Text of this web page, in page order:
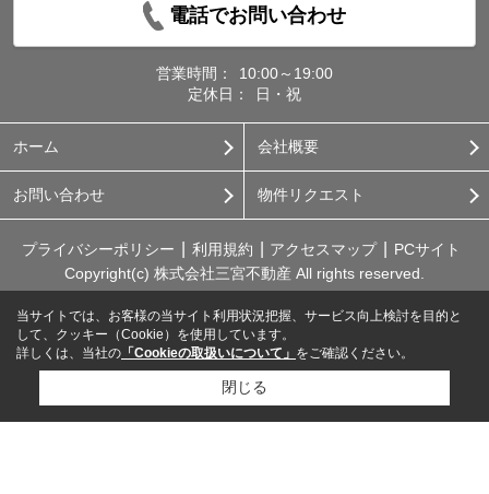
電話でお問い合わせ
営業時間：
10:00～19:00
定休日：
日・祝
ホーム 会社概要
お問い合わせ 物件リクエスト
プライバシーポリシー 利用規約 アクセスマップ
PCサイト
Copyright(c) 株式会社三宮不動産 All rights reserved.
当サイトでは、お客様の当サイト利用状況把握、サービス向上検討を目的と
して、クッキー（Cookie）を使用しています。
詳しくは、当社の 「Cookieの取扱いについて」 をご確認ください。
閉じる